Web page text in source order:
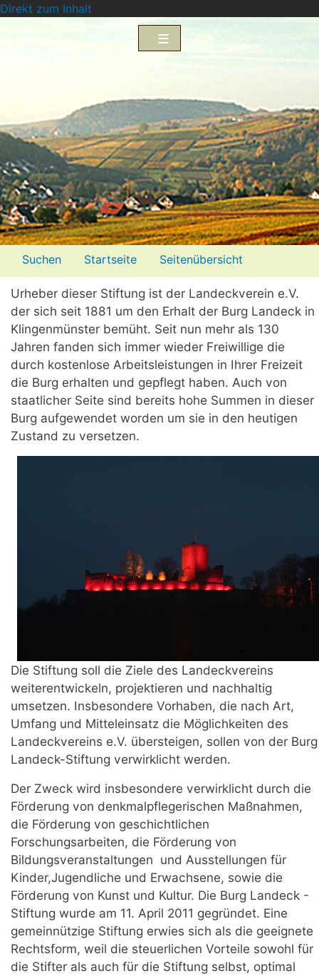
Direkt zum Inhalt
Menü2
Suchen Startseite
Seitenübersicht
Impressum
Datenschutzerklärung
Urheber dieser Stiftung ist der Landeckverein e.V.
der sich seit 1881 um den Erhalt der Burg Landeck in
Klingenmünster bemüht. Seit nun mehr als 130
Jahren fanden sich immer wieder Freiwillige die
durch kostenlose Arbeitsleistungen in Ihrer Freizeit
die Burg erhalten und gepflegt haben. Auch von
staatlicher Seite sind bereits hohe Summen in dieser
Burg aufgewendet worden um sie in den heutigen
Zustand zu versetzen.
Die Stiftung soll die Ziele des Landeckvereins
weiterentwickeln, projektieren und nachhaltig
umsetzen. Insbesondere Vorhaben, die nach Art,
Umfang und Mitteleinsatz die Möglichkeiten des
Landeckvereins e.V. übersteigen, sollen von der Burg
Landeck-Stiftung verwirklicht werden.
Der Zweck wird insbesondere verwirklicht durch die
Förderung von denkmalpflegerischen Maßnahmen,
die Förderung von geschichtlichen
Forschungsarbeiten, die Förderung von
Bildungsveranstaltungen und Ausstellungen für
Kinder,Jugendliche und Erwachsene, sowie die
Förderung von Kunst und Kultur. Die Burg Landeck -
Stiftung wurde am 11. April 2011 gegründet. Eine
gemeinnützige Stiftung erwies sich als die geeignete
Rechtsform, weil die steuerlichen Vorteile sowohl für
die Stifter als auch für die Stiftung selbst, optimal